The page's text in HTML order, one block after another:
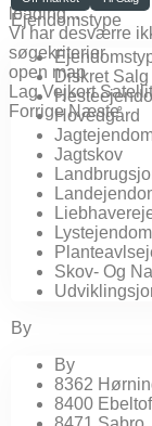
loading...
Vi har desværre
søgekriterier
open map
Lag Vejkort Satellit
Forrige Næste
Ejendomstype
Diskret Salg
Hovedgård
Jagtskov
Lystejendom
Skov- Og
By
By
8362
8400